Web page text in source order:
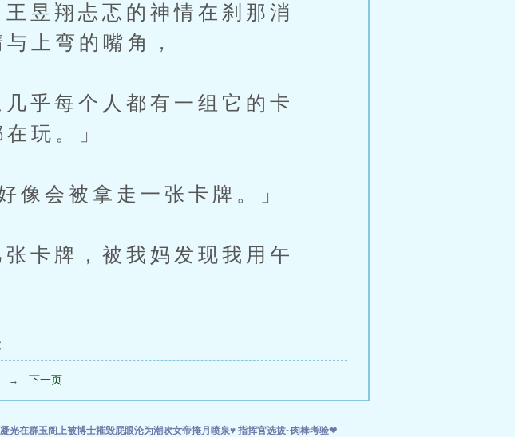
翔忐忑的神情在刹那消
上弯的嘴角，
每个人都有一组它的卡
玩。」
会被拿走一张卡牌。」
牌，被我妈发现我用午
→ 下一页
光在群玉阁上被博士摧毁屁眼沦为潮吹女帝掩月喷泉♥ 指挥官选拔~肉棒考验❤